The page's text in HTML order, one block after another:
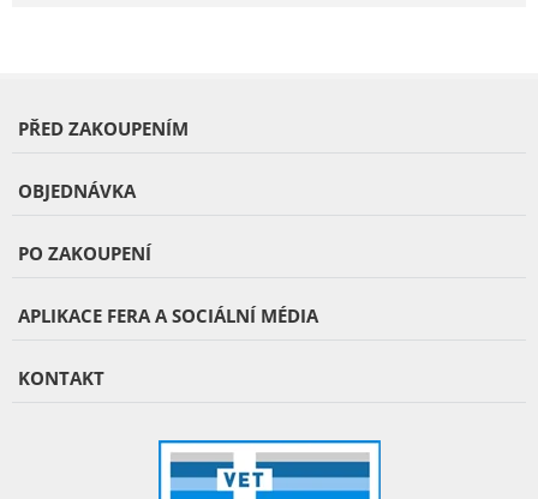
PŘED ZAKOUPENÍM
OBJEDNÁVKA
PO ZAKOUPENÍ
APLIKACE FERA A SOCIÁLNÍ MÉDIA
KONTAKT